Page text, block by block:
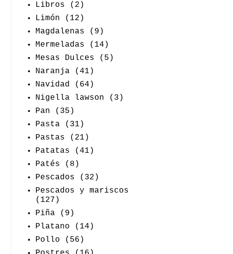
Libros
(2)
Limón
(12)
Magdalenas
(9)
Mermeladas
(14)
Mesas Dulces
(5)
Naranja
(41)
Navidad
(64)
Nigella lawson
(3)
Pan
(35)
Pasta
(31)
Pastas
(21)
Patatas
(41)
Patés
(8)
Pescados
(32)
Pescados y mariscos
(127)
Piña
(9)
Platano
(14)
Pollo
(56)